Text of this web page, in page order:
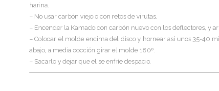
harina.
– No usar carbón viejo o con retos de virutas.
– Encender la Kamado con carbón nuevo con los deflectores, y
– Colocar el molde encima del disco y hornear así unos 35-40
abajo, a media cocción girar el molde 180º.
– Sacarlo y dejar que el se enfríe despacio.